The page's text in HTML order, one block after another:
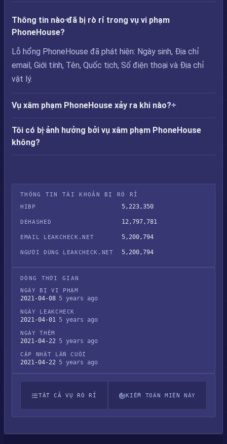
Thông tin nào đã bị rò rỉ trong vụ vi phạm
PhoneHouse?
Lỗ hổng PhoneHouse đã phát hiện: Ngày sinh, Địa chỉ
email, Giới tính, Tên, Quốc tịch, Số điện thoại và Địa chỉ
vật lý.
Vụ xâm phạm PhoneHouse xảy ra khi nào?
Tôi có bị ảnh hưởng bởi vụ xâm phạm PhoneHouse
không?
THÔNG TIN TÀI KHOẢN BỊ RÒ RỈ
HIBP
5,223,350
DEHASHED 12,797,781
EMAIL LEAKCHECK.NET 5,200,794
NGƯỜI DÙNG LEAKCHECK.NET 5,200,794
DÒNG THỜI GIAN
NGÀY BỊ VI PHẠM
2021-04-08 5 years ago
NGÀY LEAKCHECK
2021-04-01 5 years ago
NGÀY THÊM
2021-04-22 5 years ago
CẬP NHẬT LẦN CUỐI
2021-04-22 5 years ago
TẤT CẢ VỤ RÒ RỈ KIỂM TOÁN MIỀN NÀY